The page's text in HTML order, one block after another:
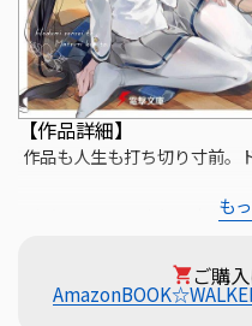
【作品詳細】
作品も人生も打ち切り寸前。
デビューから早六年。未だに
稿は全ボツになり、売れ線の
集に勧められる始末。そんな
も
ご購
Amazon